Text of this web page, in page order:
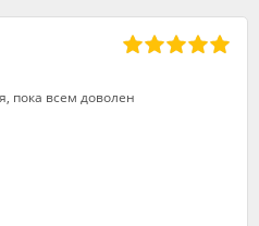
пока всем доволен